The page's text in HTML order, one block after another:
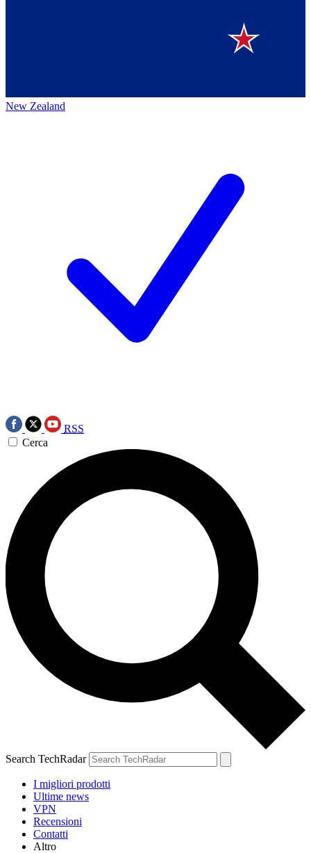
New Zealand
RSS
Cerca
Search TechRadar
I migliori prodotti
Ultime news
VPN
Recensioni
Contatti
Altro